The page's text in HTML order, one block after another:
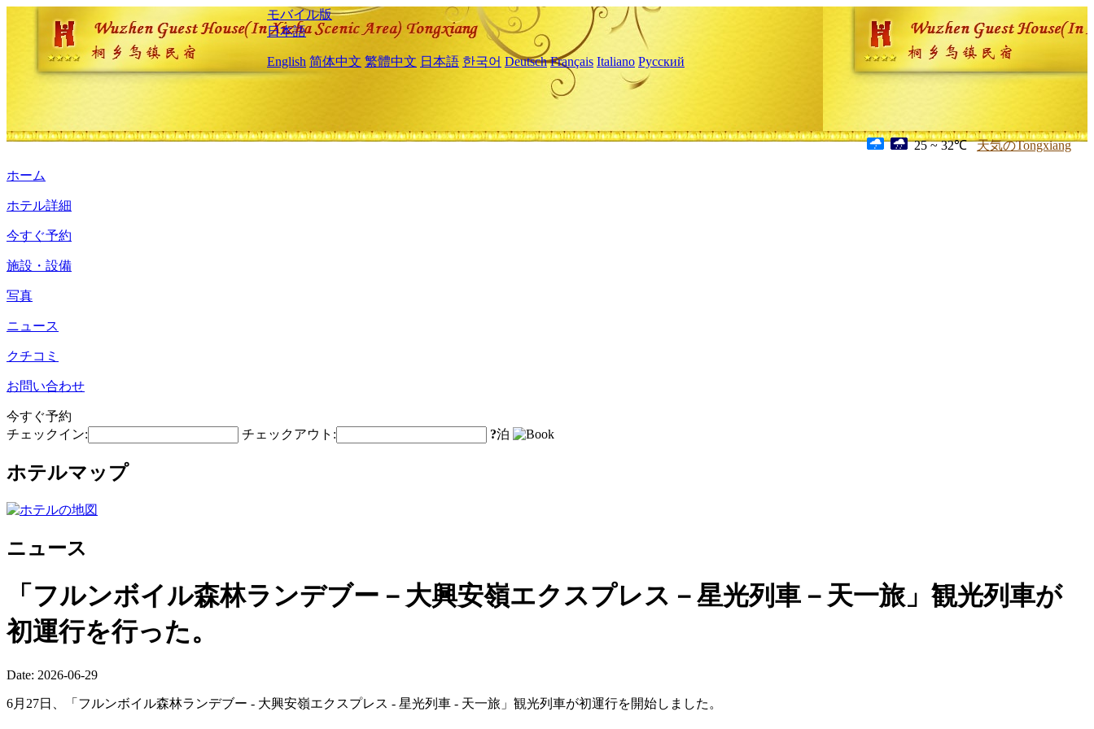
モバイル版
日本語
English 简体中文 繁體中文 日本語 한국어 Deutsch Français Italiano Русский
25 ~ 32℃ 天気のTongxiang
ホーム
ホテル詳細
今すぐ予約
施設・設備
写真
ニュース
クチコミ
お問い合わせ
今すぐ予約
チェックイン:
チェックアウト: ?泊
ホテルマップ
ニュース
「フルンボイル森林ランデブー－大興安嶺エクスプレス－星光列車－天一旅」観光列車が
初運行を行った。
Date: 2026-06-29
6月27日、「フルンボイル森林ランデブー - 大興安嶺エクスプレス - 星光列車 - 天一旅」観光列車が初運行を開始しました。